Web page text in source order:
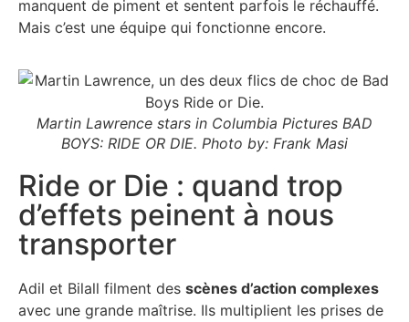
manquent de piment et sentent parfois le réchauffé.
Mais c’est une équipe qui fonctionne encore.
Martin Lawrence stars in Columbia Pictures BAD
BOYS: RIDE OR DIE. Photo by: Frank Masi
Ride or Die : quand trop
d’effets peinent à nous
transporter
Adil et Bilall filment des scènes d’action complexes
avec une grande maîtrise. Ils multiplient les prises de